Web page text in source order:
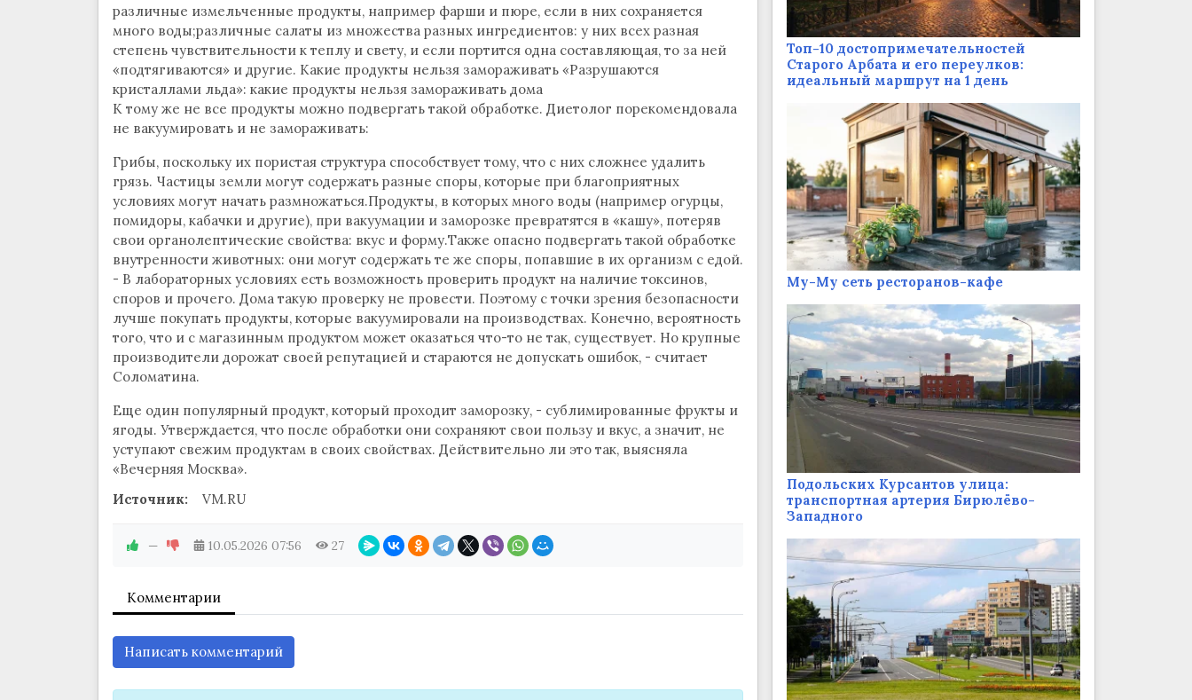
различные измельченные продукты, например фарши и пюре, если в них сохраняется
много воды;различные салаты из множества разных ингредиентов: у них всех разная
степень чувствительности к теплу и свету, и если портится одна составляющая, то за ней
«подтягиваются» и другие. Какие продукты нельзя замораживать «Разрушаются
кристаллами льда»: какие продукты нельзя замораживать дома
К тому же не все продукты можно подвергать такой обработке. Диетолог порекомендовала
не вакуумировать и не замораживать:
Грибы, поскольку их пористая структура способствует тому, что с них сложнее удалить
грязь. Частицы земли могут содержать разные споры, которые при благоприятных
условиях могут начать размножаться.Продукты, в которых много воды (например огурцы,
помидоры, кабачки и другие), при вакуумации и заморозке превратятся в «кашу», потеряв
свои органолептические свойства: вкус и форму.Также опасно подвергать такой обработке
внутренности животных: они могут содержать те же споры, попавшие в их организм с едой.
- В лабораторных условиях есть возможность проверить продукт на наличие токсинов,
споров и прочего. Дома такую проверку не провести. Поэтому с точки зрения безопасности
лучше покупать продукты, которые вакуумировали на производствах. Конечно, вероятность
того, что и с магазинным продуктом может оказаться что-то не так, существует. Но крупные
производители дорожат своей репутацией и стараются не допускать ошибок, - считает
Соломатина.
Еще один популярный продукт, который проходит заморозку, - сублимированные фрукты и
ягоды. Утверждается, что после обработки они сохраняют свои пользу и вкус, а значит, не
уступают свежим продуктам в своих свойствах. Действительно ли это так, выясняла
«Вечерняя Москва».
Источник:
VM.RU
— 10.05.2026 07:56 27
Комментарии
Написать комментарий
Топ-10 достопримечательностей
Старого Арбата и его переулков:
идеальный маршрут на 1 день
Му-Му сеть ресторанов-кафе
Подольских Курсантов улица:
транспортная артерия Бирюлёво-
Западного